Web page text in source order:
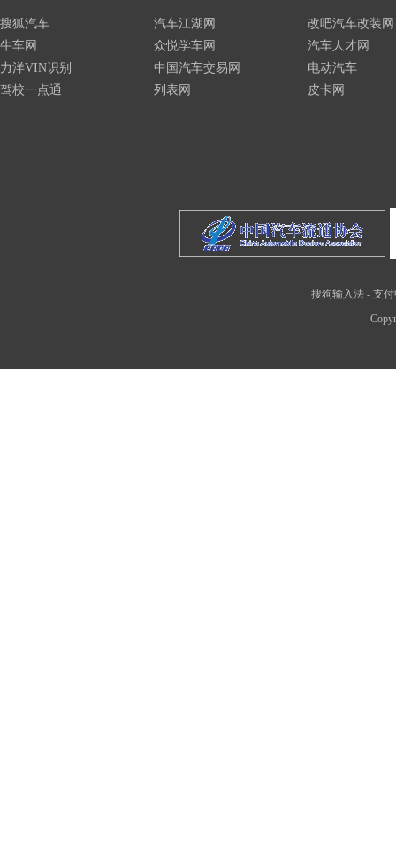
搜狐汽车
牛车网
力洋VIN识别
驾校一点通
汽车江湖网
众悦学车网
中国汽车交易网
列表网
改吧汽车改装网
汽车人才网
电动汽车
皮卡网
搜狗输入法- 支